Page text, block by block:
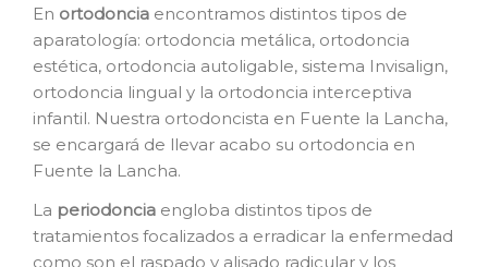
En ortodoncia encontramos distintos tipos de
aparatología: ortodoncia metálica, ortodoncia
estética, ortodoncia autoligable, sistema Invisalign,
ortodoncia lingual y la ortodoncia interceptiva
infantil. Nuestra ortodoncista en Fuente la Lancha,
se encargará de llevar acabo su ortodoncia en
Fuente la Lancha.
La periodoncia engloba distintos tipos de
tratamientos focalizados a erradicar la enfermedad
como son el raspado y alisado radicular y los